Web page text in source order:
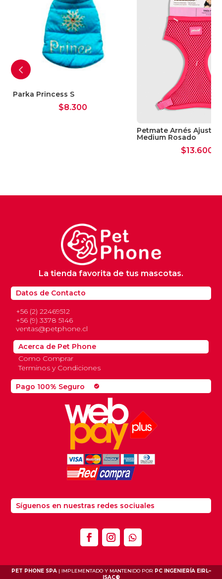
Parka Princess S
$8.300
Petmate Arnés
Medium Rosado
$13.600
Pago 100% Seguro check_circle
Datos de Contacto
+56 (2) 22469512
+56 (9) 3378 5146
ventas@petphone.cl
La tienda favorita de tus mascotas.
Acerca de Pet Phone
Como Comprar
Terminos y Condiciones
Síguenos en nuestras redes sociuales
PET PHONE SPA| IMPLEMENTADO Y MANTENIDO POR PC INGENIERÍA EIRL–
ISAC®